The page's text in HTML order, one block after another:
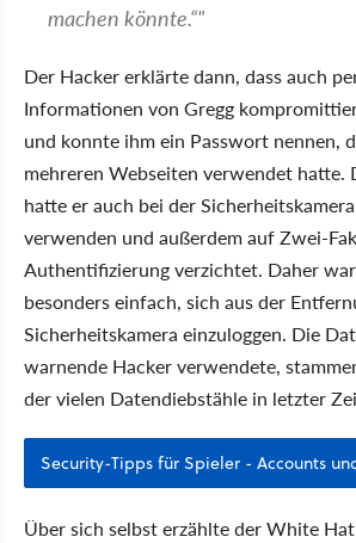
machen könnte. "
Der Hacker erklärte dann, dass auch
Informationen von Gregg
und konnte ihm ein Passwort nennen,
mehreren Webseiten verwendet hatte.
hatte er auch bei der
verwenden und außerdem auf Zwei-
Authentifizierung verzichtet. Daher
besonders einfach, sich aus der
Sicherheitskamera einzuloggen. Die
warnende Hacker verwendete,
der vielen Datendiebstähle in letzter
Security-Tipps für Spieler - Accounts
Über sich selbst erzählte der White